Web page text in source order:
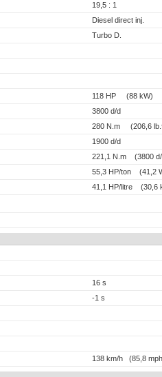
19,5 : 1
Diesel direct inj.
Turbo D.
118 HP (88 kW)
3800 d/d
280 N.m (206,6
1900 d/d
221,1 N.m (3800
55,3 HP/ton (41,2
41,1 HP/litre (30,6
16 s
-1 s
138 km/h (85,8